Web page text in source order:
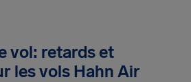
vol: retards et
les vols Hahn Air